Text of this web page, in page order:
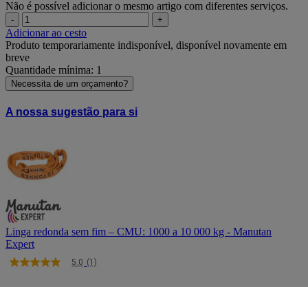
Não é possível adicionar o mesmo artigo com diferentes serviços.
- +
Adicionar ao cesto
Produto temporariamente indisponível, disponível novamente em
breve
Quantidade mínima: 1
Necessita de um orçamento?
A nossa sugestão para si
Linga redonda sem fim – CMU: 1000 a 10 000 kg - Manutan
Expert
5.0
5.0 (1)